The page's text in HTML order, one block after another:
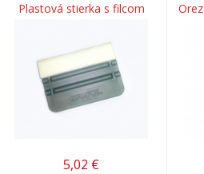
Plastová stierka s filcom
5,02 €